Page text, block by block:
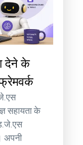
देने के
सहायता के
अपनी